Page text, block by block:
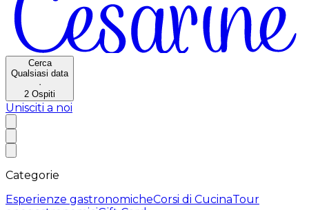
Cerca
Qualsiasi data
·
2 Ospiti
Unisciti a noi
Categorie
Esperienze gastronomicheCorsi di CucinaTour